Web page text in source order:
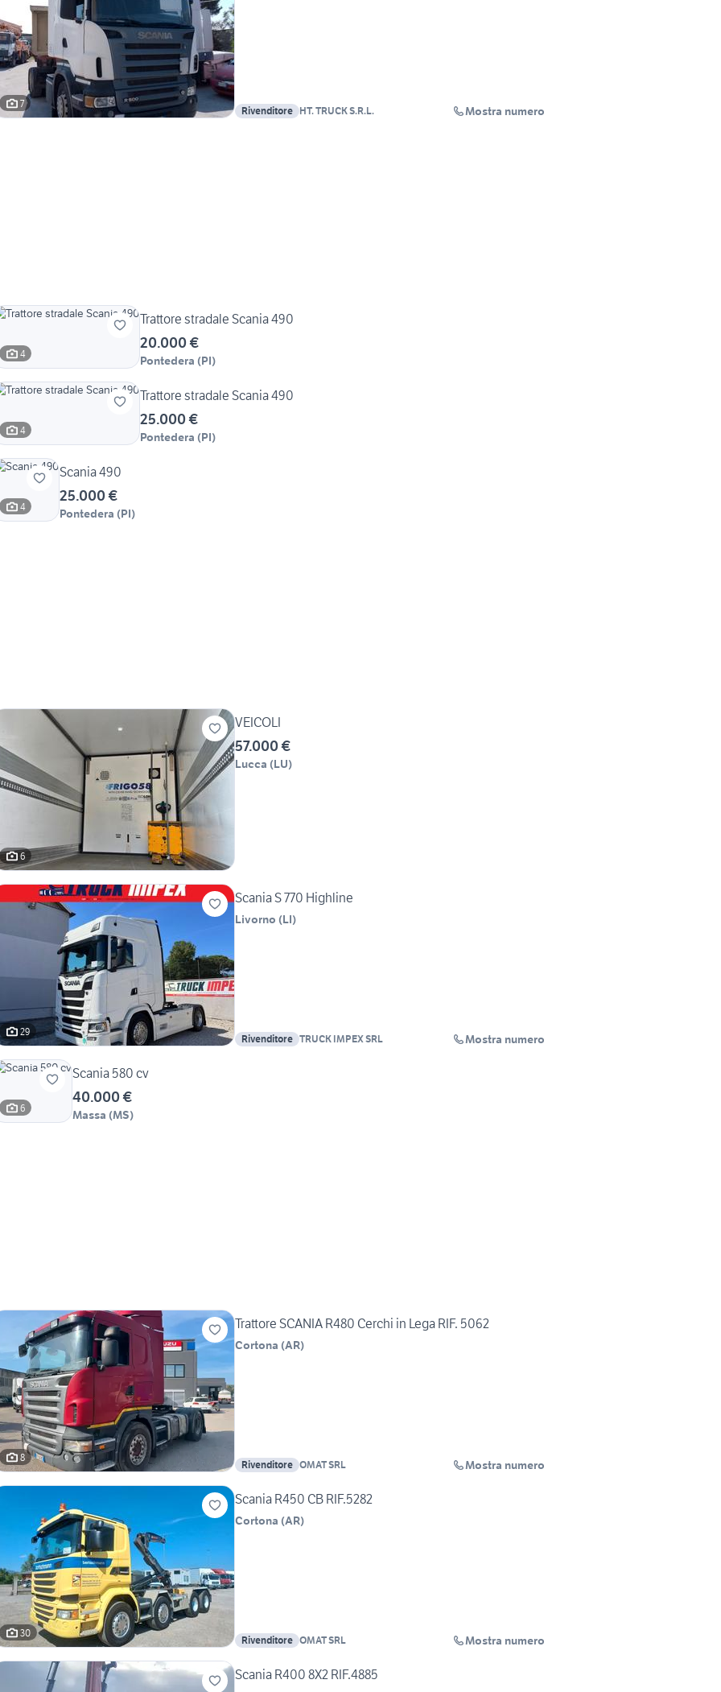
7
Rivenditore HT. TRUCK S.R.L. Mostra numero
4
Trattore stradale Scania 490
20.000 €
Pontedera (PI)
4
Trattore stradale Scania 490
25.000 €
Pontedera (PI)
4
Scania 490
25.000 €
Pontedera (PI)
6
VEICOLI
57.000 €
Lucca (LU)
29
Scania S 770 Highline
Livorno (LI)
Rivenditore TRUCK IMPEX SRL Mostra numero
6
Scania 580 cv
40.000 €
Massa (MS)
8
Trattore SCANIA R480 Cerchi in Lega RIF. 5062
Cortona (AR)
Rivenditore OMAT SRL Mostra numero
30
Scania R450 CB RIF.5282
Cortona (AR)
Rivenditore OMAT SRL Mostra numero
Scania R400 8X2 RIF.4885